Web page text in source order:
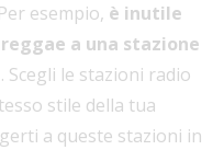
esempio, è inutile
a una stazione
. Scegli le stazioni radio
stile della tua
a queste stazioni in